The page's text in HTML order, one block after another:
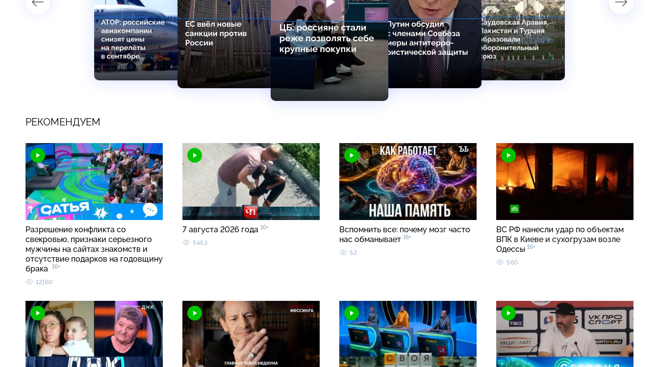
РЕКОМЕНДУЕМ
Разрешение конфликта со
свекровью, признаки серьезного
мужчины на сайтах знакомств и
отсутствие подарков на годовщину
брака 16+
12160
7 августа 2026 года 16+
5453
Вспомнить все: почему мозг часто
нас обманывает 16+
52
ВС РФ нанесли удар по объектам
ВПК в Киеве и сухогрузам возле
Одессы 16+
560